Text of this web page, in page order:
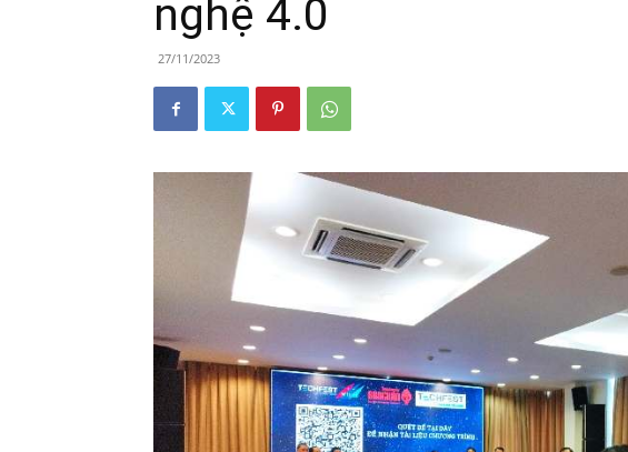
nghệ 4.0
27/11/2023